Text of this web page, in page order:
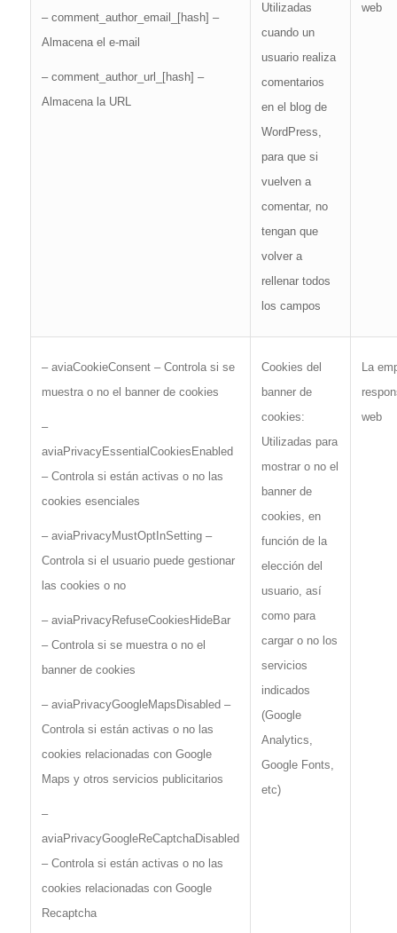
– comment_author_email_[hash] –
Almacena el e-mail
– comment_author_url_[hash] –
Almacena la URL
Utilizadas
cuando un
usuario realiza
comentarios
en el blog de
WordPress,
para que si
vuelven a
comentar, no
tengan que
volver a
rellenar todos
los campos
web
– aviaCookieConsent – Controla si se
muestra o no el banner de cookies
–
aviaPrivacyEssentialCookiesEnabled
– Controla si están activas o no las
cookies esenciales
– aviaPrivacyMustOptInSetting –
Controla si el usuario puede gestionar
las cookies o no
– aviaPrivacyRefuseCookiesHideBar
– Controla si se muestra o no el
banner de cookies
– aviaPrivacyGoogleMapsDisabled –
Controla si están activas o no las
cookies relacionadas con Google
Maps y otros servicios publicitarios
–
aviaPrivacyGoogleReCaptchaDisabled
– Controla si están activas o no las
cookies relacionadas con Google
Recaptcha
Cookies del
banner de
cookies:
Utilizadas para
mostrar o no el
banner de
cookies, en
función de la
elección del
usuario, así
como para
cargar o no los
servicios
indicados
(Google
Analytics,
Google Fonts,
etc)
La
web